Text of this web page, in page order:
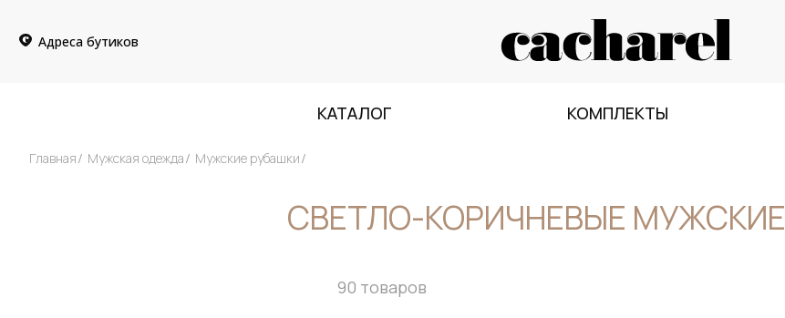
Адреса бутиков
КАТАЛОГ КОМПЛЕКТЫ
Главная Мужская одежда Мужские рубашки
СВЕТЛО-КОРИЧНЕВЫЕ
90 товаров